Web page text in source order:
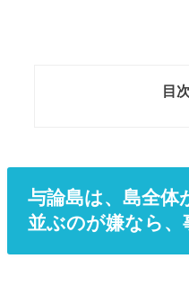
目次
与論島は、島全体
並ぶのが嫌なら、